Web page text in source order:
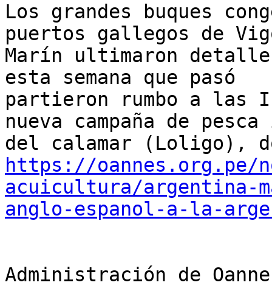
Los grandes buques
puertos gallegos de
Marín ultimaron
esta semana que pasó
partieron rumbo a las
nueva campaña de
https://oannes.org.pe/
acuicultura/argentina-
anglo-espanol-a-la-
Administración de